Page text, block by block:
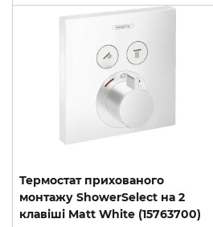
Термостат прихованого
монтажу ShowerSelect на 2
клавіші Matt White (15763700)